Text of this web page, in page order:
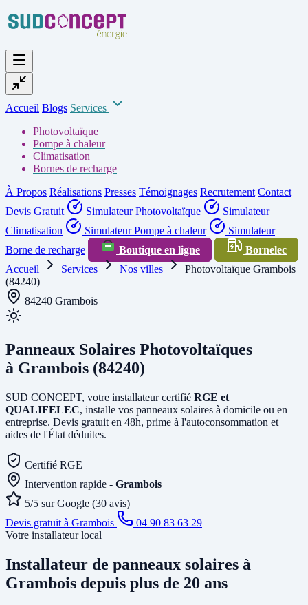
Accueil Blogs Services
Photovoltaïque
Pompe à chaleur
Climatisation
Bornes de recharge
À Propos Réalisations Presses Témoignages Recrutement Contact
Devis Gratuit
Simulateur Photovoltaïque
Simulateur
Climatisation
Simulateur Pompe à chaleur
Simulateur
Borne de recharge
Boutique en ligne
Bornelec
Accueil
Services Nos villes
Photovoltaïque Grambois
(84240)
84240 Grambois
Panneaux Solaires Photovoltaïques
à Grambois (84240)
SUD CONCEPT, votre installateur certifié RGE et
QUALIFELEC, installe vos panneaux solaires à domicile ou en
entreprise. Devis gratuit en 48h, prime à l'autoconsommation et
aides de l'État déduites.
Certifié RGE
Intervention rapide - Grambois
5/5 sur Google (30 avis)
Devis gratuit à Grambois
04 90 83 63 29
Votre installateur local
Installateur de panneaux solaires à
Grambois depuis plus de 20 ans